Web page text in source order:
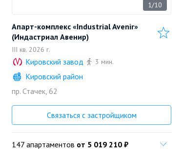
«Петербургская
компания»
1/10
Апарт-комплекс «Industrial Avenir»
(Индастриал Авенир)
III кв. 2026 г.
Кировский завод 3 мин.
Кировский район
пр. Стачек, 62
Связаться с застройщиком
147 апартаментов от 5 019 210 ₽